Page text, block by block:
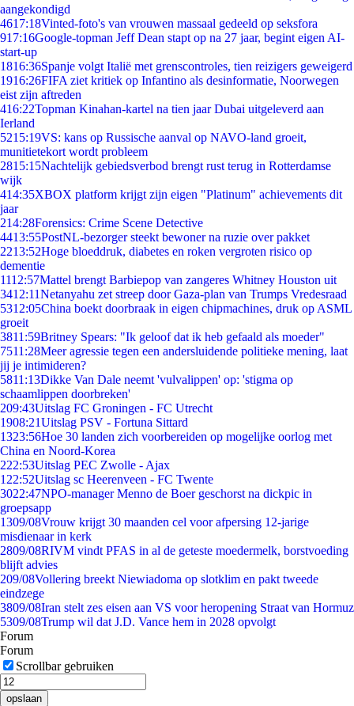
aangekondigd
4617:18Vinted-foto's van vrouwen massaal gedeeld op seksfora
917:16Google-topman Jeff Dean stapt op na 27 jaar, begint eigen AI-
start-up
1816:36Spanje volgt Italië met grenscontroles, tien reizigers geweigerd
1916:26FIFA ziet kritiek op Infantino als desinformatie, Noorwegen
eist zijn aftreden
416:22Topman Kinahan-kartel na tien jaar Dubai uitgeleverd aan
Ierland
5215:19VS: kans op Russische aanval op NAVO-land groeit,
munitietekort wordt probleem
2815:15Nachtelijk gebiedsverbod brengt rust terug in Rotterdamse
wijk
414:35XBOX platform krijgt zijn eigen "Platinum" achievements dit
jaar
214:28Forensics: Crime Scene Detective
4413:55PostNL-bezorger steekt bewoner na ruzie over pakket
2213:52Hoge bloeddruk, diabetes en roken vergroten risico op
dementie
1112:57Mattel brengt Barbiepop van zangeres Whitney Houston uit
3412:11Netanyahu zet streep door Gaza-plan van Trumps Vredesraad
5312:05China boekt doorbraak in eigen chipmachines, druk op ASML
groeit
3811:59Britney Spears: "Ik geloof dat ik heb gefaald als moeder"
7511:28Meer agressie tegen een andersluidende politieke mening, laat
jij je intimideren?
5811:13Dikke Van Dale neemt 'vulvalippen' op: 'stigma op
schaamlippen doorbreken'
209:43Uitslag FC Groningen - FC Utrecht
1908:21Uitslag PSV - Fortuna Sittard
1323:56Hoe 30 landen zich voorbereiden op mogelijke oorlog met
China en Noord-Korea
222:53Uitslag PEC Zwolle - Ajax
1 22:52Uitslag sc Heerenveen - FC Twente
3022:47NPO-manager Menno de Boer geschorst na dickpic in
groepsapp
1309/08Vrouw krijgt 30 maanden cel voor afpersing 12-jarige
misdienaar in kerk
2809/08RIVM vindt PFAS in al de geteste moedermelk, borstvoeding
blijft advies
209/08Vollering breekt Niewiadoma op slotklim en pakt tweede
eindzege
3809/08Iran stelt zes eisen aan VS voor heropening Straat van Hormuz
5309/08Trump wil dat J.D. Vance hem in 2028 opvolgt
Forum
Forum
Scrollbar gebruiken
opslaan